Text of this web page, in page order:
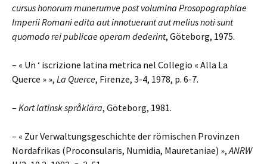
cursus honorum munerumve post volumina Prosopographiae
Imperii Romani edita aut innotuerunt aut melius noti sunt
quomodo rei publicae operam dederint, Göteborg, 1975.
– « Un ‘ iscrizione latina metrica nel Collegio « Alla La
Querce » », La Querce, Firenze, 3-4, 1978, p. 6-7.
– Kort latinsk språklära, Göteborg, 1981.
– « Zur Verwaltungsgeschichte der römischen Provinzen
Nordafrikas (Proconsularis, Numidia, Mauretaniae) »,ANRW